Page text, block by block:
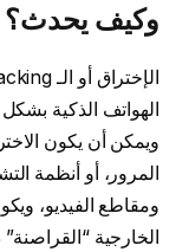
وكيف يحدث؟
الهواتف الذكية
ويمكن أن يكون
المرور، أو أنظمة
ومقاطع الفيديو،
الخارجية